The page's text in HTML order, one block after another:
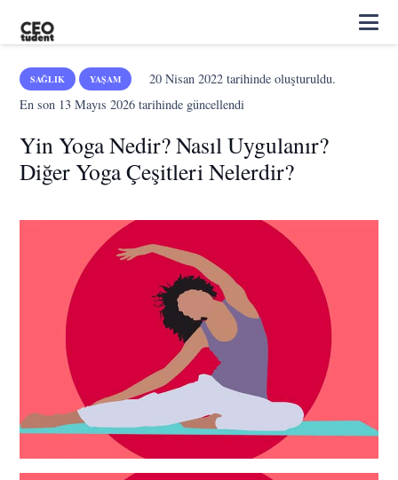
SAĞLIK YAŞAM 20 Nisan 2022tarihinde oluşturuldu.
En son 13 Mayıs 2026 tarihinde güncellendi
Yin Yoga Nedir? Nasıl Uygulanır?
Diğer Yoga Çeşitleri Nelerdir?